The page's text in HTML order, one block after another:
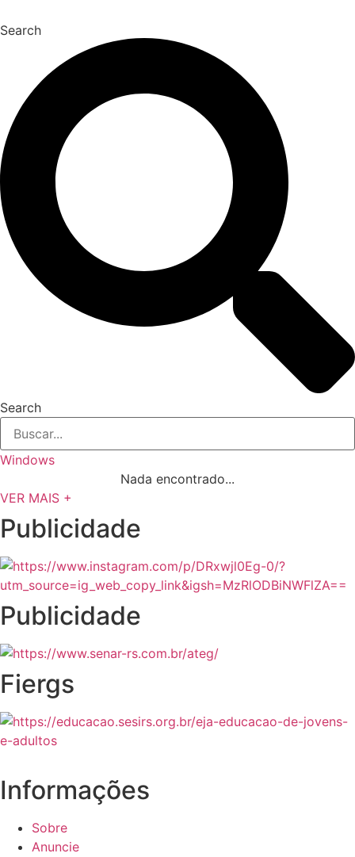
Search
Search
Windows
Nada encontrado...
VER MAIS +
Publicidade
Publicidade
Fiergs
Informações
Sobre
Anuncie